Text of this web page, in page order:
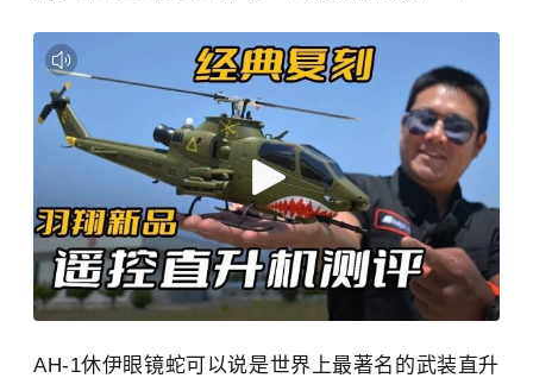
AH-1休伊眼镜蛇可以说是世界上最著名的武装直升